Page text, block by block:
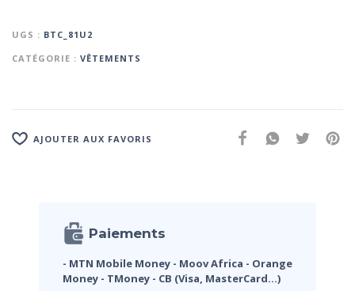
UGS : BTC_81U2
CATÉGORIE : VÊTEMENTS
AJOUTER AUX FAVORIS
Paiements
- MTN Mobile Money - Moov Africa - Orange
Money - TMoney - CB (Visa, MasterCard...)